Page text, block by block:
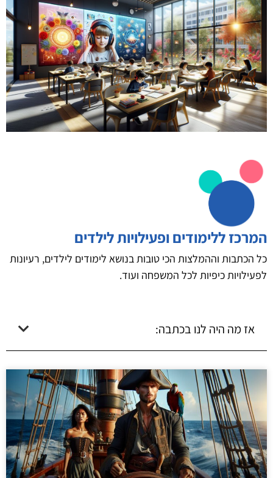
המרכז ללימודים ופעילויות לילדים
כל הכתבות וההמלצות הכי טובות בנושא לימודים לילדים, רעיונות
לפעילויות כיפיות לכל המשפחה ועוד.
אז מה היה לנו בכתבה: